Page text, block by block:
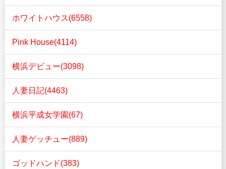
ホワイトハウス(6558)
Pink House(4114)
横浜デビュー(3098)
人妻日記(4463)
横浜平成女学園(67)
人妻ゲッチュー(889)
ゴッドハンド(383)